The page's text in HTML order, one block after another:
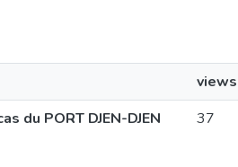
views
du PORT DJEN-DJEN
37